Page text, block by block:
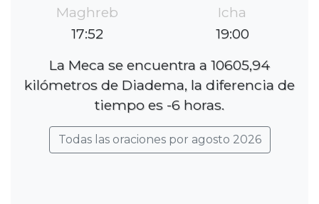
Maghreb
17:52
Icha
19:00
La Meca se encuentra a 10605,94
kilómetros de Diadema, la diferencia de
tiempo es -6 horas.
Todas las oraciones por agosto 2026